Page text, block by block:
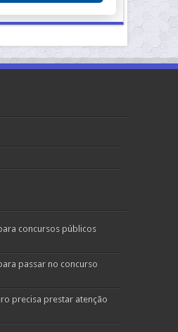
concursos públicos
passar no concurso
precisa prestar atenção